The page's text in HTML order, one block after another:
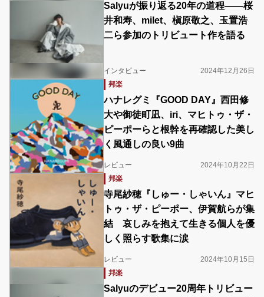
Salyuが振り返る20年の道程――桜
井和寿、milet、槇原敬之、玉置浩
二ら参加のトリビュート作を語る
インタビュー
2024年12月26日
邦楽
ハナレグミ『GOOD DAY』西田修
大や御徒町凪、iri、マヒトゥ・ザ・
ピーポーらと根幹を再確認した美し
く風通しの良い9曲
レビュー
2024年10月22日
邦楽
寺尾紗穂『しゅー・しゃいん』マヒ
トゥ・ザ・ピーポー、伊賀航らが集
結 哀しみを抱えて生きる個人を優
しく照らす歌集に涙
レビュー
2024年10月15日
邦楽
Salyuのデビュー20周年トリビュー